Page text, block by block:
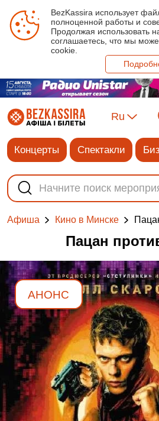
BezKassira использует
полноценной работы и
Продолжая использовать
соглашаетесь, что мы
cookie.
Ru
Концерты Спектакли
Афиша Кино в Минске
Пацан
АНОНС